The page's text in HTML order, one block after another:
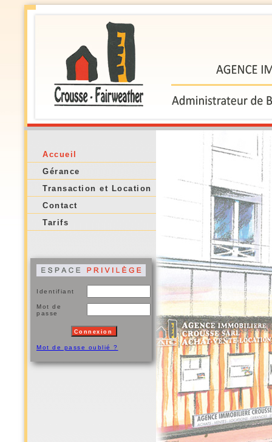
Accueil
Gérance
Transaction et Location
Contact
Tarifs
Identifiant
Mot de
passe
Mot de passe oublié ?